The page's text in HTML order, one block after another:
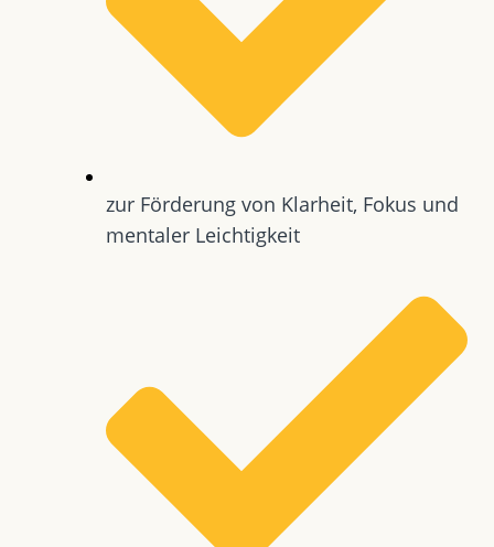
zur Förderung von Klarheit, Fokus und
mentaler Leichtigkeit